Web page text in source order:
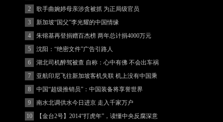
2
歌手曲婉婷母亲涉贪被抓 为正局级官员
3
新加坡“国父”李光耀的中国情缘
4
朱镕基再登捐赠百杰榜 两年总计捐4000万元
5
沈阳：“绝密文件”广告引路人
6
湖北司机醉驾被查 自称：心中有佛 不会出车祸
(图)
7
亚航印尼飞往新加坡客机失联 机上没有中国乘
客
8
中国“超级推销员”：中国装备将享誉世界
9
南水北调供水今日进京 走入千家万户
10
【金台2号】2014“打虎年”，读懂中央反腐深意